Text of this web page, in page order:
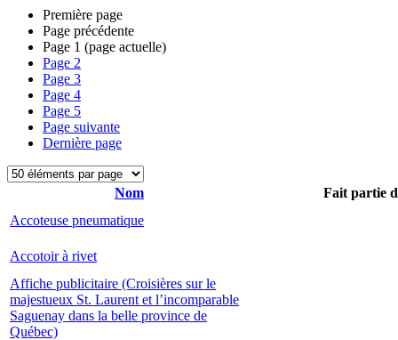
Première page
Page précédente
Page 1 (page actuelle)
Page 2
Page 3
Page 4
Page 5
Page suivante
Dernière page
Nom
Fait partie
Accoteuse pneumatique
Accotoir à rivet
Affiche publicitaire (Croisières sur le
majestueux St. Laurent et l’incomparable
Saguenay dans la belle province de
Québec)